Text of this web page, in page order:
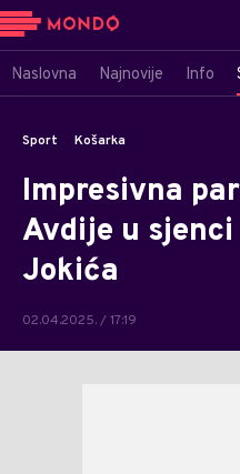
Naslovna Najnovije Info
Sport Košarka
Impresivna
Avdije u
Jokića
02.04.2025. / 17:19